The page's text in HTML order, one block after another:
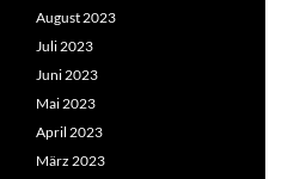
August 2023
Juli 2023
Juni 2023
Mai 2023
April 2023
März 2023